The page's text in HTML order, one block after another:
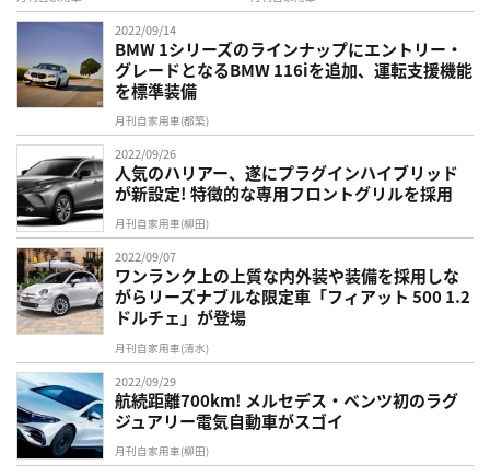
2022/09/14
BMW 1シリーズのラインナップにエントリー・
グレードとなるBMW 116iを追加、運転支援機能
を標準装備
月刊自家用車(都築)
2022/09/26
人気のハリアー、遂にプラグインハイブリッド
が新設定! 特徴的な専用フロントグリルを採用
月刊自家用車(柳田)
2022/09/07
ワンランク上の上質な内外装や装備を採用しな
がらリーズナブルな限定車「フィアット 500 1.2
ドルチェ」が登場
月刊自家用車(清水)
2022/09/29
航続距離700km! メルセデス・ベンツ初のラグ
ジュアリー電気自動車がスゴイ
月刊自家用車(柳田)